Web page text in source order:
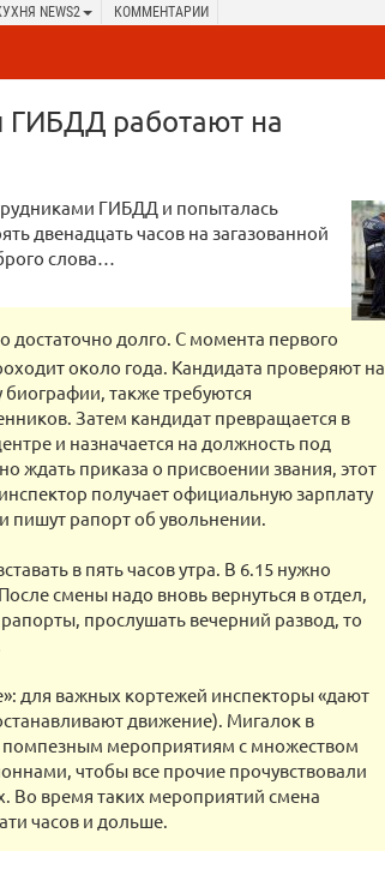
NEWS2 КОММЕНТАРИИ
ГИБДД работают на
ГИБДД и попыталась
двенадцать часов на загазованной
слова…
достаточно долго. С момента первого
около года. Кандидата проверяют на
также требуются
Затем кандидат превращается в
и назначается на должность под
ждать приказа о присвоении звания, этот
получает официальную зарплату
пишут рапорт об увольнении.
в пять часов утра. В 6.15 нужно
смены надо вновь вернуться в отдел,
прослушать вечерний развод, то
для важных кортежей инспекторы «дают
движение). Мигалок в
помпезным мероприятиям с множеством
чтобы все прочие прочувствовали
Во время таких мероприятий смена
часов и дольше.